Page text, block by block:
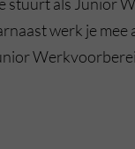
stuurt als Junior
werk je mee